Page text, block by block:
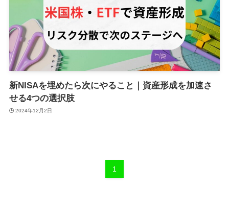
新NISAを埋めたら次にやること｜資産形成を加速さ
せる4つの選択肢
2024年12月2日
1